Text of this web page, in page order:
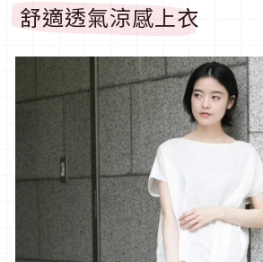
舒適透氣涼感上衣